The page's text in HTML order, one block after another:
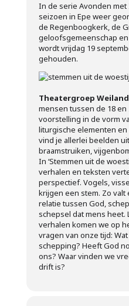
In de serie Avonden met
seizoen in Epe weer
de Regenboogkerk, de
geloofsgemeenschap
wordt vrijdag 19
gehouden.
Theatergroep
mensen tussen de 18 en
voorstelling in de vorm
liturgische elementen
vind je allerlei beelden
braamstruiken,
In ‘Stemmen uit de
verhalen en teksten
perspectief. Vogels,
krijgen een stem. Zo
relatie tussen God,
schepsel dat mens heet.
verhalen komen we op
vragen van onze tijd:
schepping? Heeft God
ons? Waar vinden we
drift is?